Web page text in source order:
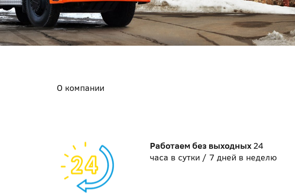
О компании
Работаем без выходных 24
часа в сутки / 7 дней в неделю